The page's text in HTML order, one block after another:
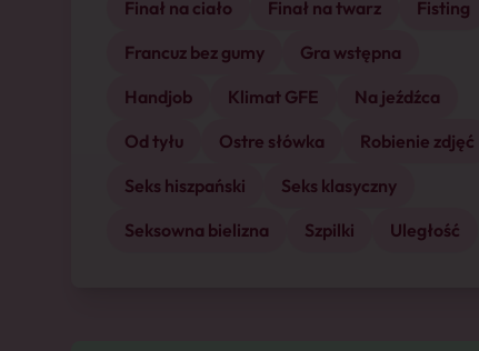
Finał na ciało
Finał na twarz
Fisting
Francuz bez gumy
Gra wstępna
Handjob
Klimat GFE
Na jeźdźca
Od tyłu
Ostre słówka
Robienie zdjęć
Seks hiszpański
Seks klasyczny
Seksowna bielizna
Szpilki Uległość